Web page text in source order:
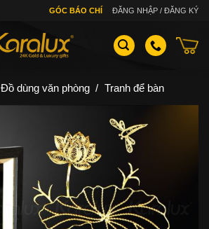
GÓC BÁO CHÍ ĐĂNG NHẬP / ĐĂNG KÝ
Đồ dùng văn phòng / Tranh để bàn